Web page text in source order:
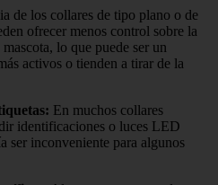
de los collares de tipo plano o de
ofrecer menos control sobre la
lo que puede ser un
activos o tienden a tirar de la
: En muchos collares
identificaciones o luces LED
ser inconveniente para algunos